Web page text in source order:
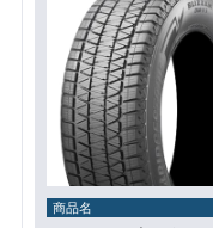
商品名